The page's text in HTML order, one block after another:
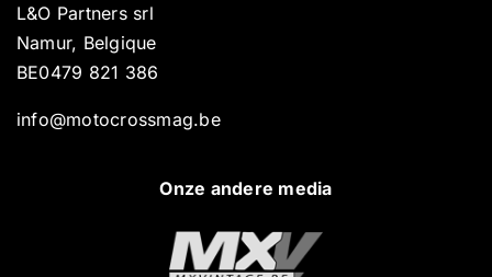
L&O Partners srl
Namur, Belgique
BE0479 821 386
info@motocrossmag.be
Onze andere media